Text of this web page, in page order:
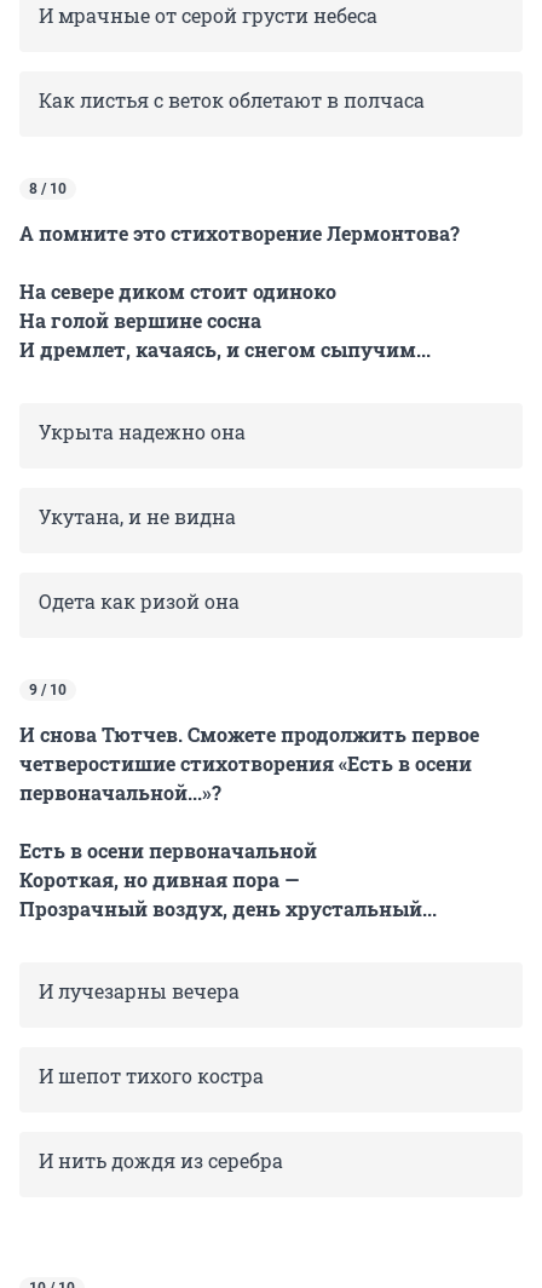
И мрачные от серой грусти небеса
Как листья с веток облетают в полчаса
8 / 10
А помните это стихотворение Лермонтова?
На севере диком стоит одиноко
На голой вершине сосна
И дремлет, качаясь, и снегом сыпучим...
Укрыта надежно она
Укутана, и не видна
Одета как ризой она
9 / 10
И снова Тютчев. Сможете продолжить первое
четверостишие стихотворения «Есть в осени
первоначальной...»?
Есть в осени первоначальной
Короткая, но дивная пора —
Прозрачный воздух, день хрустальный...
И лучезарны вечера
И шепот тихого костра
И нить дождя из серебра